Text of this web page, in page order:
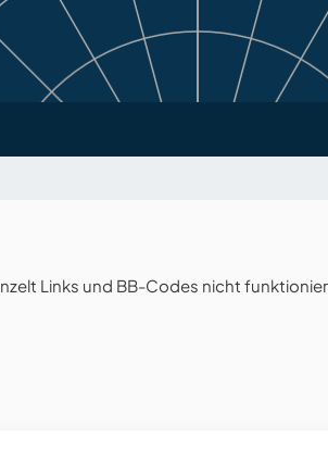
Links und BB-Codes nicht